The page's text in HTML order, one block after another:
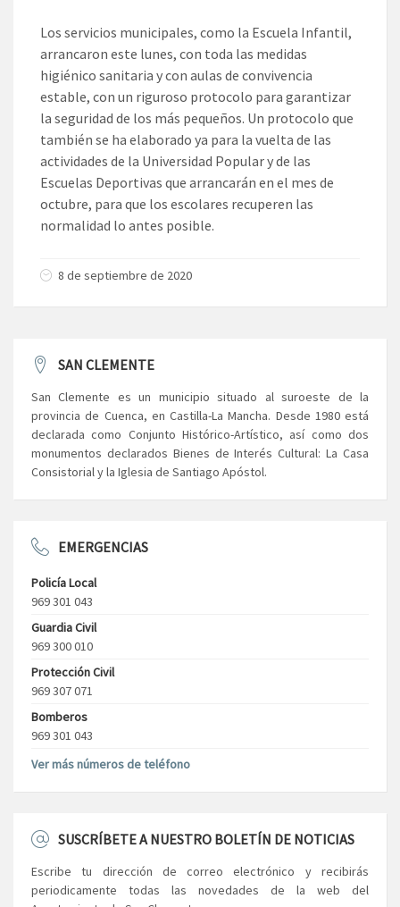
Los servicios municipales, como la Escuela Infantil,
arrancaron este lunes, con toda las medidas
higiénico sanitaria y con aulas de convivencia
estable, con un riguroso protocolo para garantizar
la seguridad de los más pequeños. Un protocolo que
también se ha elaborado ya para la vuelta de las
actividades de la Universidad Popular y de las
Escuelas Deportivas que arrancarán en el mes de
octubre, para que los escolares recuperen las
normalidad lo antes posible.
8 de septiembre de 2020
SAN CLEMENTE
San Clemente es un municipio situado al suroeste de la
provincia de Cuenca, en Castilla-La Mancha. Desde 1980 está
declarada como Conjunto Histórico-Artístico, así como dos
monumentos declarados Bienes de Interés Cultural: La Casa
Consistorial y la Iglesia de Santiago Apóstol.
EMERGENCIAS
Policía Local
969 301 043
Guardia Civil
969 300 010
Protección Civil
969 307 071
Bomberos
969 301 043
Ver más números de teléfono
SUSCRÍBETE A NUESTRO BOLETÍN DE NOTICIAS
Escribe tu dirección de correo electrónico y recibirás
periodicamente todas las novedades de la web del